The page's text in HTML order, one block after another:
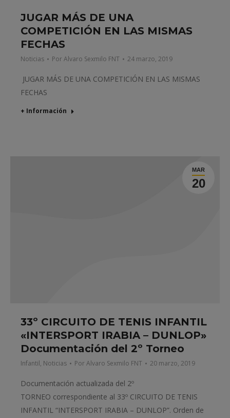
JUGAR MÁS DE UNA
COMPETICIÓN EN LAS MISMAS
FECHAS
Noticias PorAlvaro Sexmilo FNT 24 marzo, 2019
JUGAR MÁS DE UNA COMPETICIÓN EN LAS MISMAS
FECHAS
+ Información
MAR
20
33º CIRCUITO DE TENIS INFANTIL
«INTERSPORT IRABIA – DUNLOP»
Documentación del 2º Torneo
Infantil, Noticias PorAlvaro Sexmilo FNT 20 marzo, 2019
Documentación actualizada del 2º
TORNEO correspondiente al 33º CIRCUITO DE TENIS
INFANTIL “INTERSPORT IRABIA – DUNLOP”. Orden de